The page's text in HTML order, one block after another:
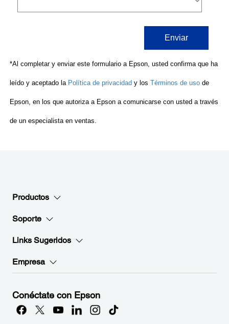
Productos
Soporte
Links Sugeridos
Empresa
Conéctate con Epson